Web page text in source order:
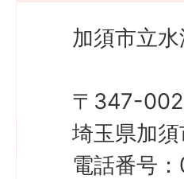
加須市立
〒347-
埼玉県加
電話番号